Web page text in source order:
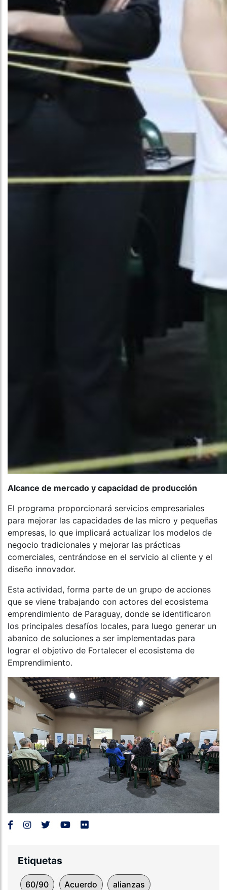
Alcance de mercado y capacidad de producción
El programa proporcionará servicios empresariales
para mejorar las capacidades de las micro y pequeñas
empresas, lo que implicará actualizar los modelos de
negocio tradicionales y mejorar las prácticas
comerciales, centrándose en el servicio al cliente y el
diseño innovador.
Esta actividad, forma parte de un grupo de acciones
que se viene trabajando con actores del ecosistema
emprendimiento de Paraguay, donde se identificaron
los principales desafíos locales, para luego generar un
abanico de soluciones a ser implementadas para
lograr el objetivo de Fortalecer el ecosistema de
Emprendimiento.
Etiquetas
60/90 Acuerdo alianzas